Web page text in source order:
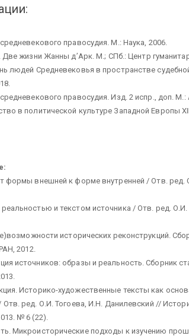
правосудия. М.: Наука, 2006.
жизни Жанны д’Арк. М.; СПб.: Центр
людей Средневековья в пространстве
правосудия. Изд. 2 испр., доп. М.:
в политической культуре Западной Европы
формы внешней к форме внутренней / Отв. ред.
и текстом источника / Отв. ред.
исторических реконструкций.
2012.
источников: образы и реальность. Сборник
Историко-художественные тексты как
ред. О.И. Тогоева, И.Н. Данилевский //
№ 6 (22).
Микроисторические подходы к изучению